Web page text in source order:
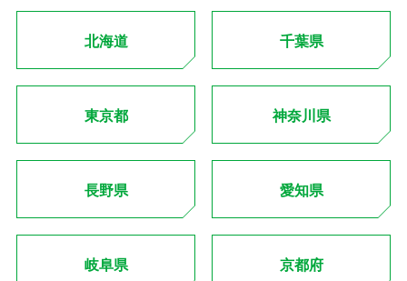
北海道 千葉県
東京都 神奈川県
長野県 愛知県
岐阜県 京都府